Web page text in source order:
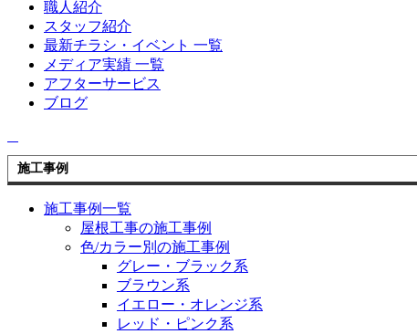
職人紹介
スタッフ紹介
最新チラシ・イベント 一覧
メディア実績 一覧
アフターサービス
ブログ
施工事例
施工事例一覧
屋根工事の施工事例
色/カラー別の施工事例
グレー・ブラック系
ブラウン系
イエロー・オレンジ系
レッド・ピンク系